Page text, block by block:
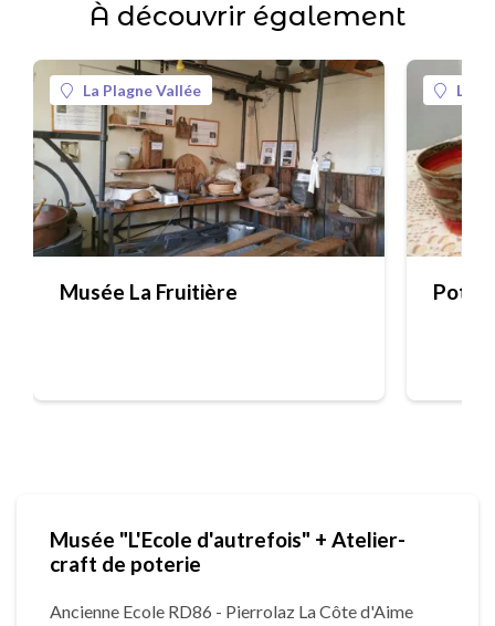
À découvrir également
La Plagne Vallée
Musée La Fruitière
La
Musée "L'Ecole d'autrefois" + Atelier-
craft de poterie
Ancienne Ecole RD86 - Pierrolaz La Côte d'Aime